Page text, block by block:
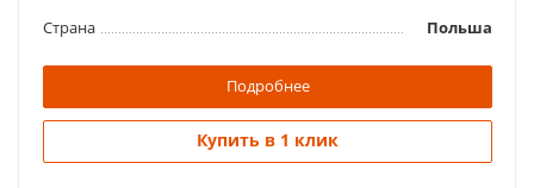
Страна Польша
Подробнее
Купить в 1 клик